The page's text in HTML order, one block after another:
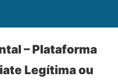
– Plataforma
Legítima ou